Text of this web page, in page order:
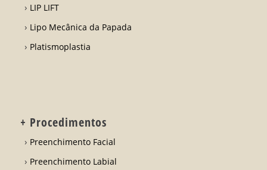
LIP LIFT
Lipo Mecânica da Papada
Platismoplastia
+ Procedimentos
Preenchimento Facial
Preenchimento Labial